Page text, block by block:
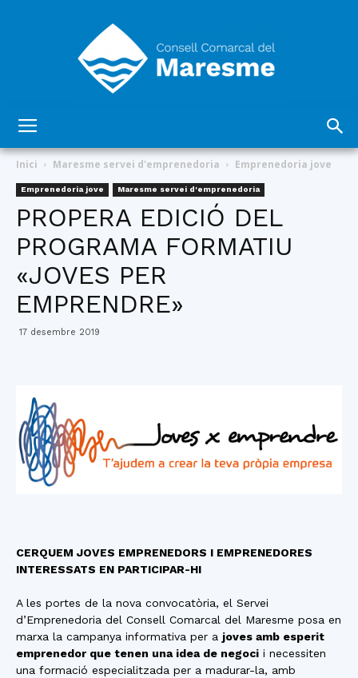
Comarcal
Inici Maresme servei d'emprenedoria Emprenedoria jove
Emprenedoria jove Maresme servei d'emprenedoria
PROPERA EDICIÓ DEL
PROGRAMA FORMATIU
«JOVES PER
EMPRENDRE»
17 desembre 2019
CERQUEM JOVES EMPRENEDORS I EMPRENEDORES
INTERESSATS EN PARTICIPAR-HI
A les portes de la nova convocatòria, el Servei
d’Emprenedoria del Consell Comarcal del Maresme posa en
marxa la campanya informativa per a joves amb esperit
emprenedor que tenen una idea de negoci i necessiten
una formació especialitzada per a madurar-la, amb